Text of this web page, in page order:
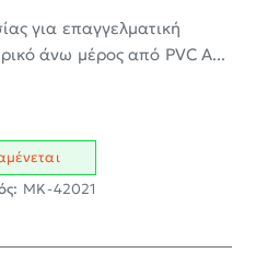
για επαγγελματική
άνω μέρος από PVC Α...
MK-42021